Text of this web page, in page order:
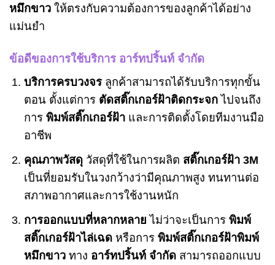
หมึกขาว ให้ตรงกับความต้องการของลูกค้าได้อย่าง
แม่นยำ
ข้อดีของการใช้บริการ อาร์ทปริ้นท์ จำกัด
บริการครบวงจรลูกค้าสามารถได้รับบริการทุกขั้น
ตอน ตั้งแต่การ ตัดสติ๊กเกอร์ฝ้าติดกระจกไปจนถึง
การ พิมพ์สติ๊กเกอร์ฝ้าและการติดตั้งโดยทีมงานมือ
อาชีพ
คุณภาพวัสดุ วัสดุที่ใช้ในการผลิต สติ๊กเกอร์ฝ้า 3M
เป็นที่ยอมรับในวงกว้างว่ามีคุณภาพสูง ทนทานต่อ
สภาพอากาศและการใช้งานหนัก
การออกแบบที่หลากหลาย ไม่ว่าจะเป็นการ พิมพ์
สติ๊กเกอร์ฝ้าไล่เฉดหรือการ พิมพ์สติ๊กเกอร์ฝ้าพิมพ์
หมึกขาวทาง อาร์ทปริ้นท์ จำกัดสามารถออกแบบ